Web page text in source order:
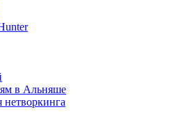
в Альняше
нетворкинга